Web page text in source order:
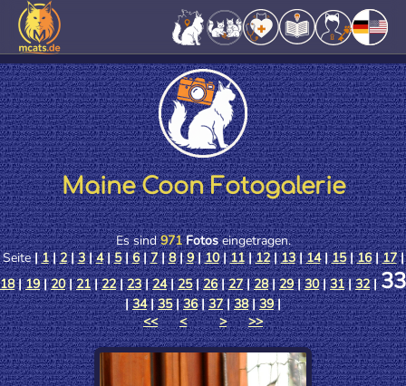
Maine Coon Fotogalerie
Es sind971Fotoseingetragen.
Seite|1|2|3|4|5|6|7|8|9|10|11|12|13|14|15|16|17|
18|19|20|21|22|23|24|25|26|27|28|29|30|31|32|33
|34|35|36|37|38|39|
<<
< > >>